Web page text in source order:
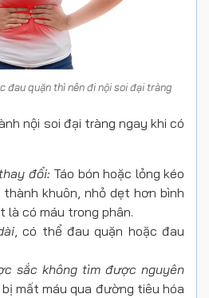
đau quặn thì nên đi nội soi đại tràng
nội soi đại tràng ngay khi có
đổi: Táo bón hoặc lỏng kéo
thành khuôn, nhỏ dẹt hơn bình
là có máu trong phân.
, có thể đau quặn hoặc đau
sắc không tìm được nguyên
bị mất máu qua đường tiêu hóa